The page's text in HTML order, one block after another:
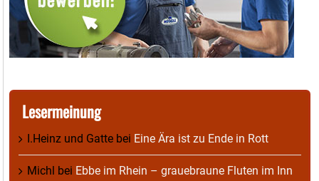
Lesermeinung
I.Heinz und Gatte bei Eine Ära ist zu Ende in Rott
Michl bei Ebbe im Rhein – grauebraune Fluten im Inn